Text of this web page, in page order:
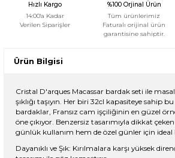
Hızlı Kargo
14:00'a Kadar
Verilen Siparişler
%100 Orjinal Ürün
Tüm ürünlerimiz
Faturalı orijinal ürün
garantisine sahiptir.
Ürün Bilgisi
Cristal D'arques Macassar bardak seti ile
şıklığı taşıyın. Her biri 32cl kapasiteye sahip
bardaklar, Fransız cam işçiliğinin en güzel
öne çıkıyor. Benzersiz tasarımıyla dikkat
günlük kullanım hem de özel günler için ideal
Dayanıklı ve Şık: Kırılmalara karşı yüksek